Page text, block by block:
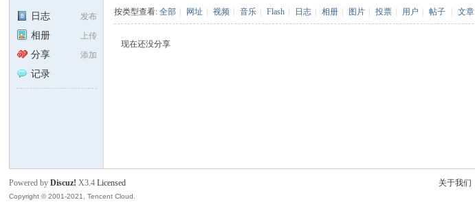
›
发布
日志
上传
相册
添加
分享
记录
按类型查看:全部 网址 视频 音乐 Flash 日志 相册 图片 投票 用户 帖子 文章
现在还没分享
关于我们
Powered byDiscuz! X3.4 Licensed
Copyright © 2001-2021, Tencent Cloud.